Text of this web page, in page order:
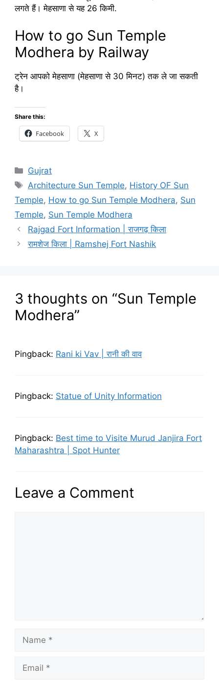
लगते हैं। मेहसाणा से यह 26 किमी.
How to go Sun Temple
Modhera by Railway
ट्रेन आपको मेहसाणा (मेहसाणा से 30 मिनट) तक ले जा सकती
है।
Share this:
Facebook X
Categories
Gujrat
Tags
Architecture Sun Temple, History OF Sun
Temple, How to go Sun Temple Modhera, Sun
Temple, Sun Temple Modhera
Rajgad Fort Information | राजगढ़ किला
रामशेज किला | Ramshej Fort Nashik
3 thoughts on “Sun Temple
Modhera”
Pingback: Rani ki Vav | रानी की वाव
Pingback: Statue of Unity Information
Pingback: Best time to Visite Murud Janjira Fort
Maharashtra | Spot Hunter
Leave a Comment